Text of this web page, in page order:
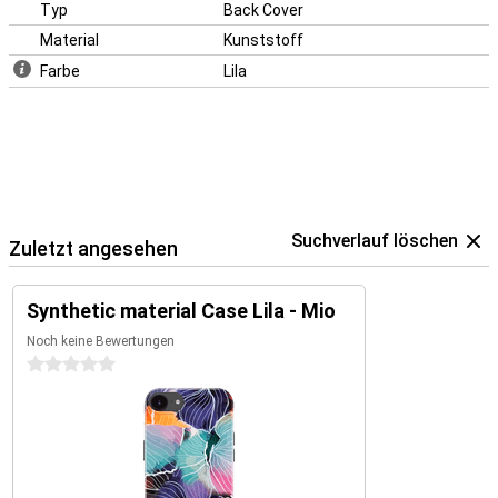
ein stilvolles Blumenmuster in sanften, farbenfrohen Tönen. Das
Design verleiht Ihrem iPhone 16e einen frischen und fröhlichen
Look.
Typ
Back Cover
Material
Kunststoff
Farbe
Lila
Zuletzt angesehen Suchverlauf löschen
Synthetic material Case Lila - Mio
Noch keine Bewertungen
0 Sterne